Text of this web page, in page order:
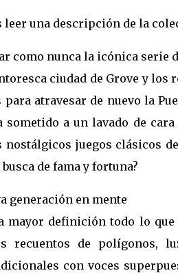
una descripción de la
como nunca la icónica serie
ciudad de Grove y
atravesar de nuevo la
sometido a un lavado de
nostálgicos juegos clásicos
de fama y fortuna?
generación en mente
mayor definición todo lo que
recuentos de polígonos,
con voces